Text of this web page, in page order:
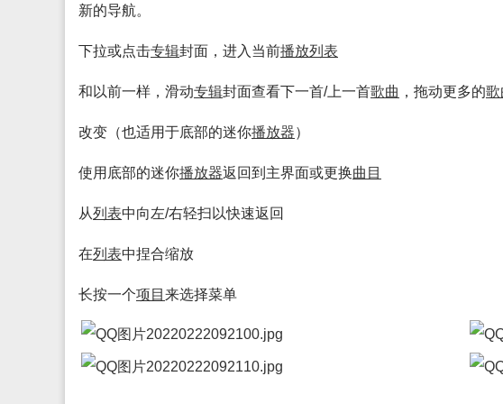
新的导航。
下拉或点击专辑封面，进入当前播放列表
和以前一样，滑动专辑封面查看下一首/上一首歌曲 ，拖动更多的歌
改变（也适用于底部的迷你播放器）
使用底部的迷你播放器返回到主界面或更换曲目
从列表中向左/右轻扫以快速返回
在列表中捏合缩放
长按一个项目 来选择菜单